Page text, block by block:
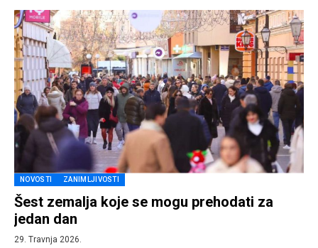
NOVOSTI ZANIMLJIVOSTI
Šest zemalja koje se mogu prehodati za
jedan dan
29. Travnja 2026.